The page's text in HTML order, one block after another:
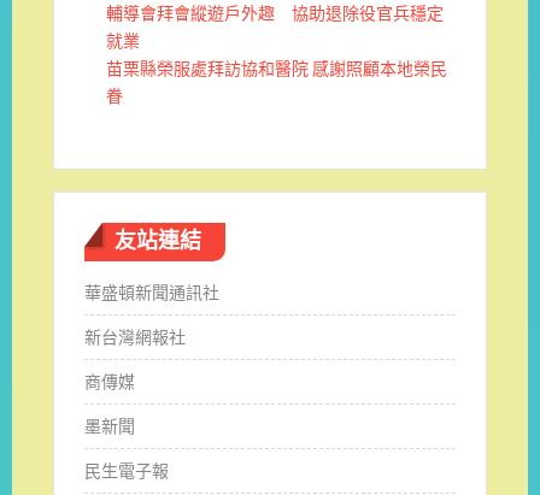
輔導會拜會縱遊戶外趣 協助退除役官兵穩定
就業
苗栗縣榮服處拜訪協和醫院 感謝照顧本地榮民
眷
友站連結
華盛頓新聞通訊社
新台灣網報社
商傳媒
墨新聞
民生電子報